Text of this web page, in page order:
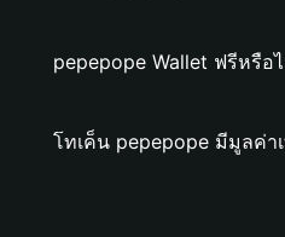
pepepope Wallet ฟรีหรือ
โทเค็น pepepope มีมูลค่า